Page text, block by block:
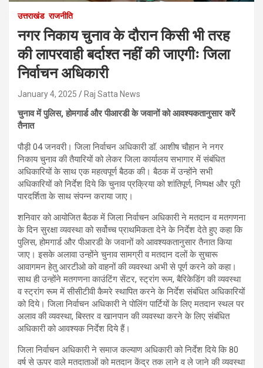
उत्तराखंड राजनीति
नगर निकाय चुनाव के दौरान किसी भी तरह
की लापरवाही बर्दाश्त नहीं की जाएगीः जिला
निर्वाचन अधिकारी
January 4, 2025 Raj Satta News
चुनाव में पुलिस, होमगार्ड और पीआरडी के जवानों को आवश्यकतानुसार करें
तैनात
पौड़ी 04 जनवरी। जिला निर्वाचन अधिकारी डॉ. आशीष चौहान ने नगर
निकाय चुनाव की तैयारियों को लेकर जिला कार्यालय सभागार में संबंधित
अधिकारियों के साथ एक महत्वपूर्ण बैठक की। बैठक में उन्होंने सभी
अधिकारियों को निर्देश दिये कि चुनाव प्रक्रिया को शांतिपूर्ण, निष्पक्ष और पूरी
पारदर्शिता के साथ संपन्न कराया जाए।
शनिवार को आयोजित बैठक में जिला निर्वाचन अधिकारी ने मतदान व मतगणना
के दिन सुरक्षा व्यवस्था को सर्वोच्च प्राथमिकता देने के निर्देश देते हुए कहा कि
पुलिस, होमगार्ड और पीआरडी के जवानों को आवश्यकतानुसार तैनात किया
जाए। इसके अलावा उन्होंने चुनाव सामग्री व मतदान दलों के सुचारू
आवागमन हेतु आरटीओ को वाहनों की व्यवस्था अभी से पूर्ण करने को कहा।
साथ ही उन्होंने मतगणना काउंटिंग सेंटर, स्ट्रांग रूम, बैरिकेडिंग की व्यवस्था
व स्ट्रांग रूम में सीसीटीवी कैमरे स्थापित करने के निर्देश संबंधित अधिकारियों
को दिये। जिला निर्वाचन अधिकारी ने पोलिंग पार्टियों के लिए मतदान स्थल पर
अलाव की व्यवस्था, बिस्तर व खानपान की व्यवस्था करने के लिए संबंधित
अधिकारी को आवश्यक निर्देश दिये हैं।
जिला निर्वाचन अधिकारी ने समाज कल्याण अधिकारी को निर्देश दिये कि 80
वर्ष से ऊपर वाले मतदाताओं को मतदान केंद्र तक लाने व ले जाने की व्यवस्था